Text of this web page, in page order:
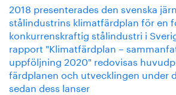
2018 presenterades den svenska
stålindustrins klimatfärdplan för en
konkurrenskraftig stålindustri i
rapport "Klimatfärdplan –
uppföljning 2020" redovisas
färdplanen och utvecklingen under
sedan dess lanser